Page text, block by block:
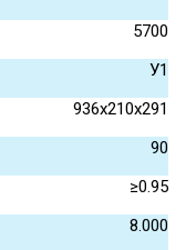
5700
У1
936x210x291
90
≥0.95
8.000